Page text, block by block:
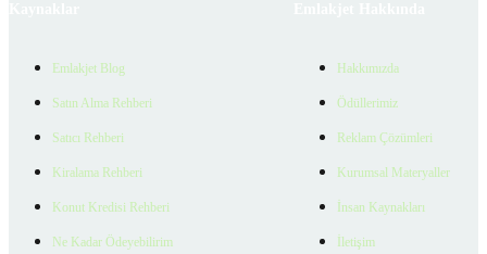
Emlakjet Blog
Satın Alma Rehberi
Satıcı Rehberi
Kiralama Rehberi
Konut Kredisi Rehberi
Ne Kadar Ödeyebilirim
Hakkımızda
Ödüllerimiz
Reklam Çözümleri
Kurumsal Materyaller
İnsan Kaynakları
İletişim